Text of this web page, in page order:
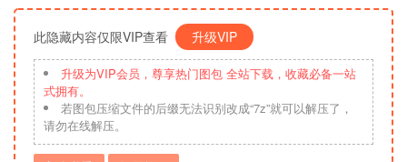
此隐藏内容仅限VIP查看 升级VIP
升级为VIP会员，尊享热门图包 全站下载，收藏必备一站
式拥有。
若图包压缩文件的后缀无法识别改成“7z”就可以解压了，
请勿在线解压。